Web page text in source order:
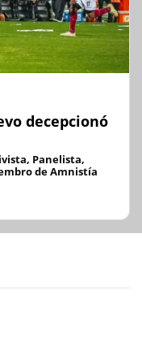
decepcionó
Panelista,
de Amnistía